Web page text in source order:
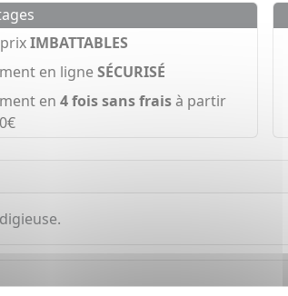
IMBATTABLES
en ligneSÉCURISÉ
en 4 fois sans fraisà partir